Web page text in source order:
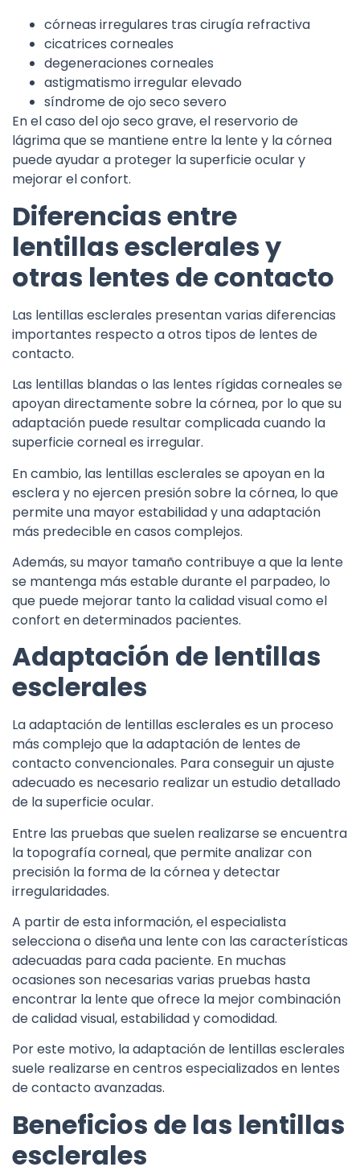
córneas irregulares tras cirugía refractiva
cicatrices corneales
degeneraciones corneales
astigmatismo irregular elevado
síndrome de ojo seco severo
En el caso del ojo seco grave, el reservorio de
lágrima que se mantiene entre la lente y la córnea
puede ayudar a proteger la superficie ocular y
mejorar el confort.
Diferencias entre
lentillas esclerales y
otras lentes de contacto
Las lentillas esclerales presentan varias diferencias
importantes respecto a otros tipos de lentes de
contacto.
Las lentillas blandas o las lentes rígidas corneales se
apoyan directamente sobre la córnea, por lo que su
adaptación puede resultar complicada cuando la
superficie corneal es irregular.
En cambio, las lentillas esclerales se apoyan en la
esclera y no ejercen presión sobre la córnea, lo que
permite una mayor estabilidad y una adaptación
más predecible en casos complejos.
Además, su mayor tamaño contribuye a que la lente
se mantenga más estable durante el parpadeo, lo
que puede mejorar tanto la calidad visual como el
confort en determinados pacientes.
Adaptación de lentillas
esclerales
La adaptación de lentillas esclerales es un proceso
más complejo que la adaptación de lentes de
contacto convencionales. Para conseguir un ajuste
adecuado es necesario realizar un estudio detallado
de la superficie ocular.
Entre las pruebas que suelen realizarse se encuentra
la topografía corneal, que permite analizar con
precisión la forma de la córnea y detectar
irregularidades.
A partir de esta información, el especialista
selecciona o diseña una lente con las características
adecuadas para cada paciente. En muchas
ocasiones son necesarias varias pruebas hasta
encontrar la lente que ofrece la mejor combinación
de calidad visual, estabilidad y comodidad.
Por este motivo, la adaptación de lentillas esclerales
suele realizarse en centros especializados en lentes
de contacto avanzadas.
Beneficios de las lentillas
esclerales